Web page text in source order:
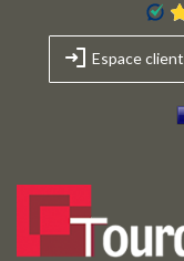
Espace client